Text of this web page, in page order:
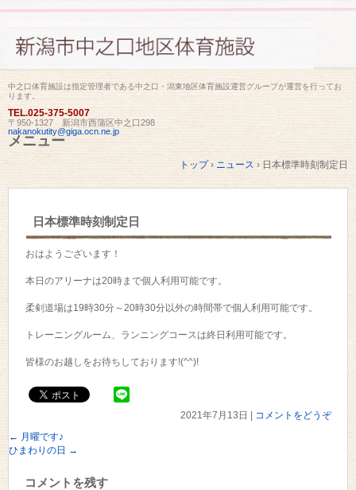
中之口体育施設は指定管理者である中之口・潟東地区体育施設運営グループが運営を行ってお
ります。
TEL.025-375-5007
〒950-1327 新潟市西蒲区中之口298
nakanokutity@giga.ocn.ne.jp
メニュー
トップ › ニュース › 日本標準時刻制定日
日本標準時刻制定日
おはようございます！
本日のアリーナは20時まで個人利用可能です。
柔剣道場は19時30分～20時30分以外の時間帯で個人利用可能です。
トレーニングルーム、ランニングコースは終日利用可能です。
皆様のお越しをお待ちしております!(^^)!
2021年7月13日
コメントをどうぞ
← 月曜です♪
ひまわりの日 →
コメントを残す